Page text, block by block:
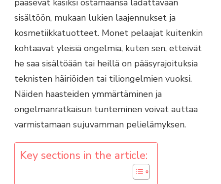
pääsevät käsiksi ostamaansa ladattavaan
sisältöön, mukaan lukien laajennukset ja
kosmetiikkatuotteet. Monet pelaajat kuitenkin
kohtaavat yleisiä ongelmia, kuten sen, etteivät
he saa sisältöään tai heillä on pääsyrajoituksia
teknisten häiriöiden tai tiliongelmien vuoksi.
Näiden haasteiden ymmärtäminen ja
ongelmanratkaisun tunteminen voivat auttaa
varmistamaan sujuvamman pelielämyksen.
Key sections in the article: